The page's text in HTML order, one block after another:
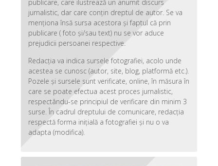
publicare, care ilustrează un anumit discurs
jurnalistic, dar care conțin dreptul de autor. Se va
menționa însă sursa acestora și faptul că prin
publicare ( foto și/sau text) nu se vor aduce
prejudicii persoanei respective.
Redacția va indica sursele fotografiei, acolo unde
acestea se cunosc (autor, site, blog, platformă etc.).
Pozele și sursele sunt verificate, online, în măsura în
care se poate efectua acest proces jurnalistic,
respectându-se principiul de verificare din minim 3
surse. În cadrul dreptului de comunicare, redacția
respectă forma inițială a fotografiei și nu o va
adapta (modifica).